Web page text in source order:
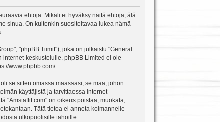
ehtoja. Mikäli et hyväksy näitä ehtoja, älä
sinua. On kuitenkin suositeltavaa lukea nämä
"phpBB Tiimit"), joka on julkaistu "General
keskustelulle. phpBB Limited ei ole
www.phpbb.com/.
se sitten omassa maassasi, se maa, johon
käyttäjistä ja tarvittaessa internet-
"Amstaffit.com" on oikeus poistaa, muokata,
Tätä tietoa ei anneta kolmannelle
ulkopuolisille tahoille.